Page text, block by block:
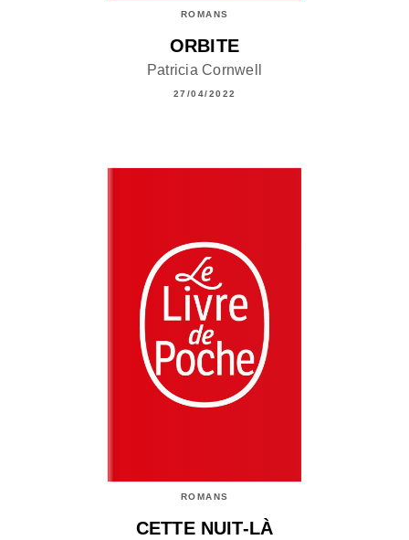
ROMANS
ORBITE
Patricia Cornwell
27/04/2022
ROMANS
CETTE NUIT-LÀ